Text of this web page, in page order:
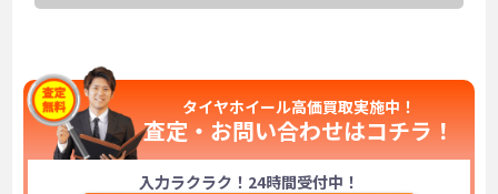
タイヤホイール高価買取実施中！
査定・お問い合わせはコチラ！
入力ラクラク！24時間受付中！